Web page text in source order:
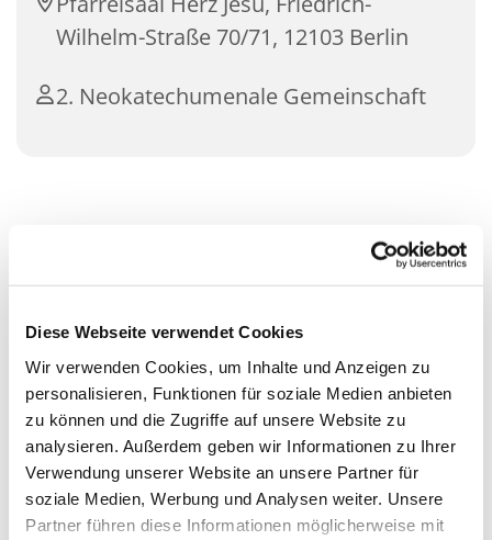
Diese Webseite verwendet Cookies
Wir verwenden Cookies, um Inhalte und Anzeigen zu
personalisieren, Funktionen für soziale Medien anbieten
zu können und die Zugriffe auf unsere Website zu
analysieren. Außerdem geben wir Informationen zu Ihrer
Verwendung unserer Website an unsere Partner für
soziale Medien, Werbung und Analysen weiter. Unsere
Partner führen diese Informationen möglicherweise mit
Wilhelm-Straße 70/71, 12103 Berlin
2. Neokatechumenale Gemeinschaft